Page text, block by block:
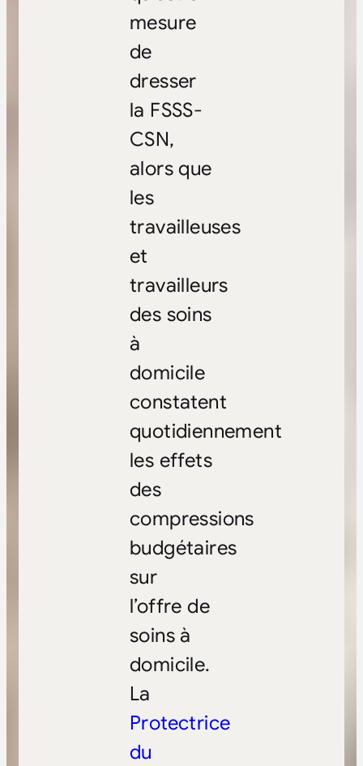
mesure
de
dresser
la FSSS-
CSN,
alors que
les
travailleuses
et
travailleurs
des soins
à
domicile
constatent
quotidiennement
les effets
des
compressions
budgétaires
sur
l’offre de
soins à
domicile.
La
Protectrice
du